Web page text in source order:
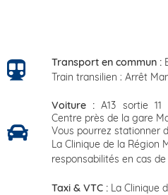
Transport en commun :
Train transilien : Arrêt
Voiture :A13 sortie
Centre près de la gare
Vous pourrez stationner
La Clinique de la Région
responsabilités en cas
Taxi & VTC :La Clinique